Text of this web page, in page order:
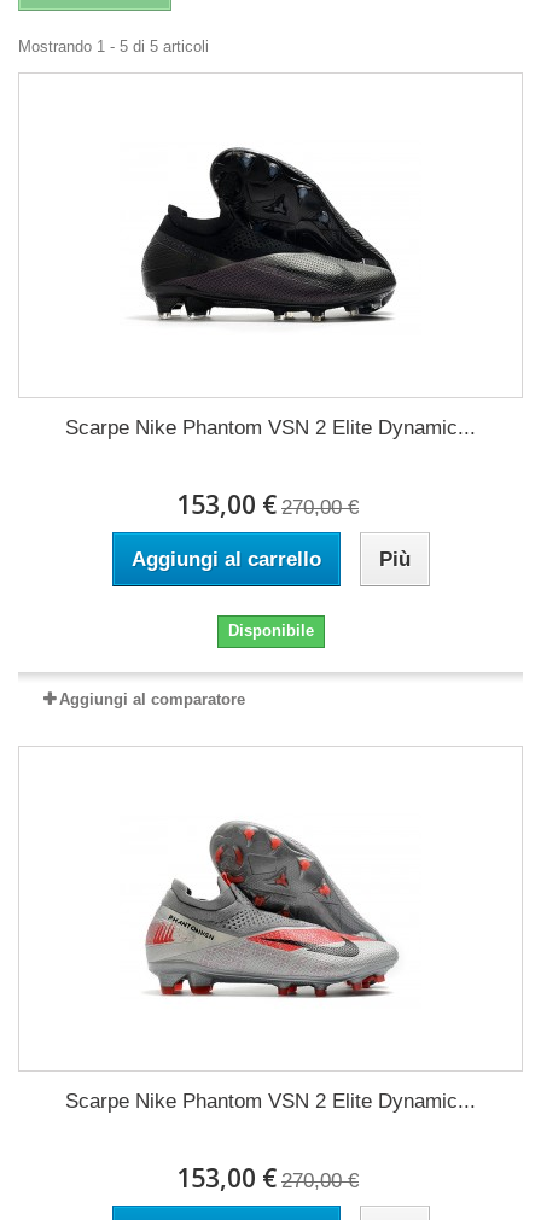
Mostrando 1 - 5 di 5 articoli
Scarpe Nike Phantom VSN 2 Elite Dynamic...
153,00 € 270,00 €
Aggiungi al carrello Più
Disponibile
Aggiungi al comparatore
Scarpe Nike Phantom VSN 2 Elite Dynamic...
153,00 € 270,00 €